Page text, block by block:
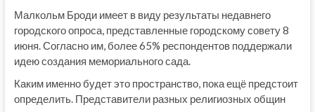
Малкольм Броди имеет в виду результаты недавнего
городского опроса, представленные городскому совету 8
июня. Согласно им, более 65% респондентов поддержали
идею создания мемориального сада.
Каким именно будет это пространство, пока ещё предстоит
определить. Представители разных религиозных общин